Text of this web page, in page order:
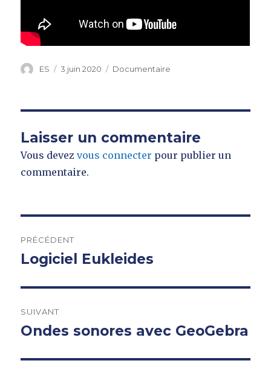
Auteur
ES
Publié
3 juin 2020 Catégories
Documentaire
Laisser un commentaire
Vous devezvous connecter pour publier un
commentaire.
de
PRÉCÉDENT
Publication
Logiciel Eukleides
SUIVANT
Publication
Ondes sonores avec GeoGebra